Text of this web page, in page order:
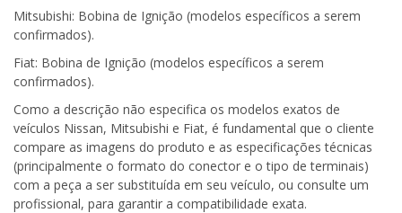
Mitsubishi: Bobina de Ignição (modelos específicos a serem
confirmados).
Fiat: Bobina de Ignição (modelos específicos a serem
confirmados).
Como a descrição não especifica os modelos exatos de
veículos Nissan, Mitsubishi e Fiat, é fundamental que o cliente
compare as imagens do produto e as especificações técnicas
(principalmente o formato do conector e o tipo de terminais)
com a peça a ser substituída em seu veículo, ou consulte um
profissional, para garantir a compatibilidade exata.